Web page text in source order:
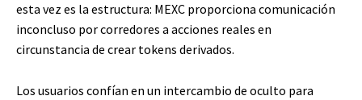
esta vez es la estructura: MEXC proporciona comunicación
inconcluso por corredores a acciones reales en
circunstancia de crear tokens derivados.
Los usuarios confían en un intercambio de oculto para